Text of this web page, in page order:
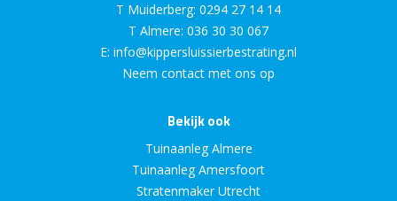
T Muiderberg: 0294 27 14 14
T Almere: 036 30 30 067
E: info@kippersluissierbestrating.nl
Neem contact met ons op
Bekijk ook
Tuinaanleg Almere
Tuinaanleg Amersfoort
Stratenmaker Utrecht